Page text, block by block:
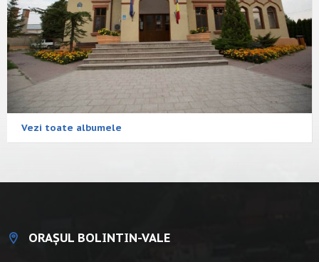
Vezi toate albumele
ORAȘUL BOLINTIN-VALE